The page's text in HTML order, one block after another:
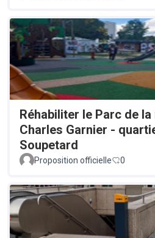
Réhabiliter le Parc de la
Charles Garnier -
Soupetard
Proposition officielle 0